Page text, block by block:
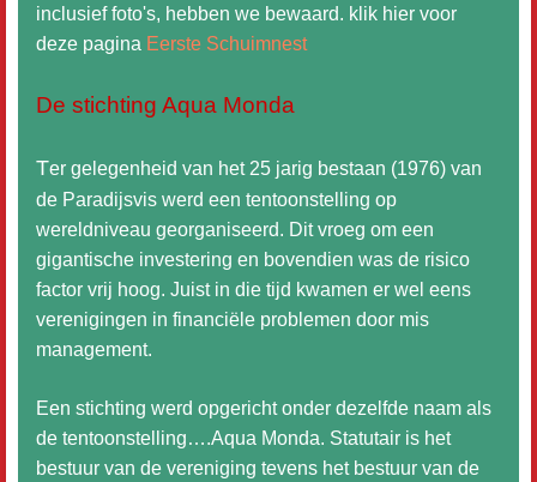
inclusief foto's, hebben we bewaard. klik hier voor
deze pagina Eerste Schuimnest
De stichting Aqua Monda
Ter gelegenheid van het 25 jarig bestaan (1976) van
de Paradijsvis werd een tentoonstelling op
wereldniveau georganiseerd. Dit vroeg om een
gigantische investering en bovendien was de risico
factor vrij hoog. Juist in die tijd kwamen er wel eens
verenigingen in financiële problemen door mis
management.
Een stichting werd opgericht onder dezelfde naam als
de tentoonstelling….Aqua Monda. Statutair is het
bestuur van de vereniging tevens het bestuur van de